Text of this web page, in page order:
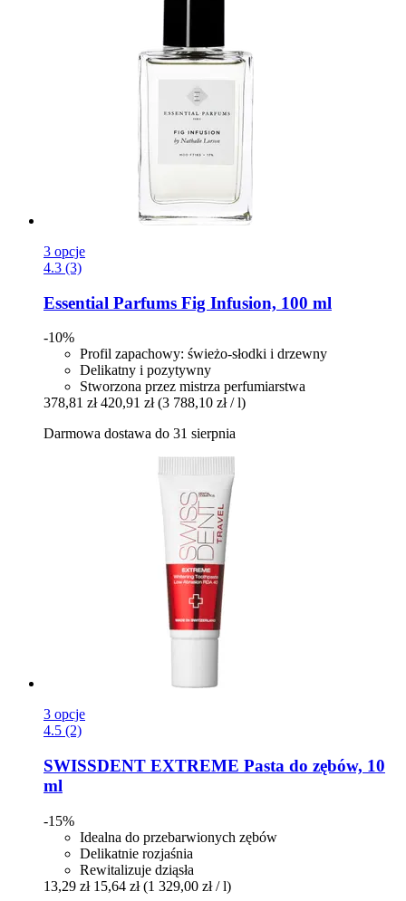
3 opcje
4.3 (3)
Essential Parfums Fig Infusion, 100 ml
-10%
Profil zapachowy: świeżo-słodki i drzewny
Delikatny i pozytywny
Stworzona przez mistrza perfumiarstwa
378,81 zł 420,91 zł (3 788,10 zł / l)
Darmowa dostawa do 31 sierpnia
3 opcje
4.5 (2)
SWISSDENT EXTREME Pasta do zębów, 10
ml
-15%
Idealna do przebarwionych zębów
Delikatnie rozjaśnia
Rewitalizuje dziąsła
13,29 zł 15,64 zł (1 329,00 zł / l)